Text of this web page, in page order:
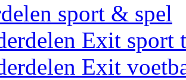
sport & spel
Exit sport
Exit